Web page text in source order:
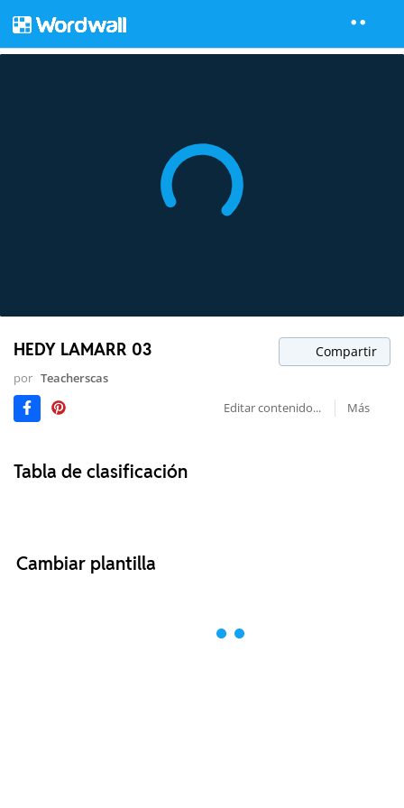
HEDY LAMARR 03 Compartir
por Teacherscas
Editar contenido...
Más
Tabla de clasificación
Cambiar plantilla